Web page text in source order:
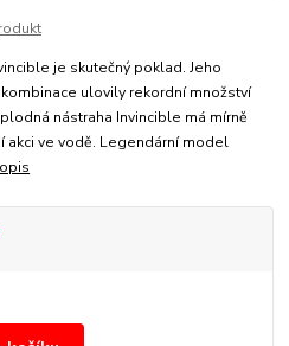
je skutečný poklad. Jeho
ulovily rekordní množství
nástraha Invincible má mírně
akci ve vodě. Legendární model